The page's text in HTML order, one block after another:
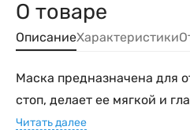
О товаре
ОписаниеХарактеристики
Маска предназначена для
стоп, делает ее мягкой и
Читать далее